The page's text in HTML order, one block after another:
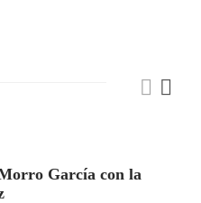
García con la